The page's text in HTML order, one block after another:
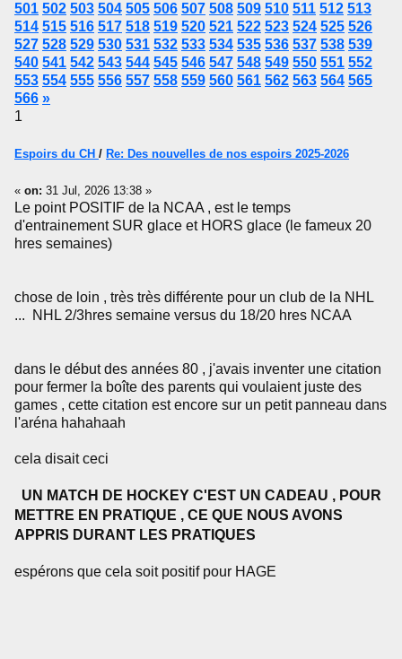
501 502 503 504 505 506 507 508 509 510 511 512 513
514 515 516 517 518 519 520 521 522 523 524 525 526
527 528 529 530 531 532 533 534 535 536 537 538 539
540 541 542 543 544 545 546 547 548 549 550 551 552
553 554 555 556 557 558 559 560 561 562 563 564 565
566 »
1
Espoirs du CH / Re: Des nouvelles de nos espoirs 2025-2026
« on: 31 Jul, 2026 13:38 »
Le point POSITIF de la NCAA , est le temps
d'entrainement SUR glace et HORS glace (le fameux 20
hres semaines)
chose de loin , très très différente pour un club de la NHL
... NHL 2/3hres semaine versus du 18/20 hres NCAA
dans le début des années 80 , j'avais inventer une citation
pour fermer la boîte des parents qui voulaient juste des
games , cette citation est encore sur un petit panneau dans
l'aréna hahahaah
cela disait ceci
UN MATCH DE HOCKEY C'EST UN CADEAU , POUR
METTRE EN PRATIQUE , CE QUE NOUS AVONS
APPRIS DURANT LES PRATIQUES
espérons que cela soit positif pour HAGE